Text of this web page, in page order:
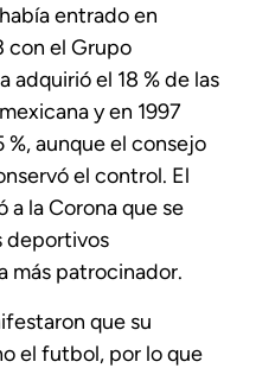
entrado en
con el Grupo
adquirió el 18 % de las
y en 1997
aunque el consejo
el control. El
a la Corona que se
deportivos
más patrocinador.
que su
el futbol, por lo que